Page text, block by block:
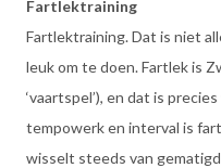
Fartlektraining
Fartlektraining. Dat is niet
leuk om te doen. Fartlek is
‘vaartspel’), en dat is
tempowerk en interval is
wisselt steeds van